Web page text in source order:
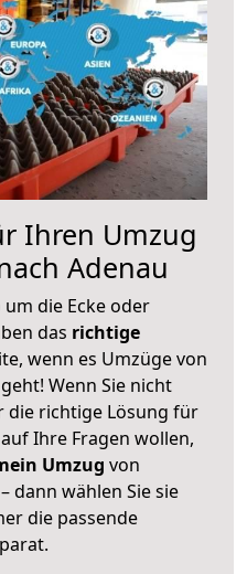
Ihren Umzug
Adenau
die Ecke oder
das richtige
wenn es Umzüge von
Wenn Sie nicht
die richtige Lösung für
Ihre Fragen wollen,
Umzug von
dann wählen Sie sie
die passende